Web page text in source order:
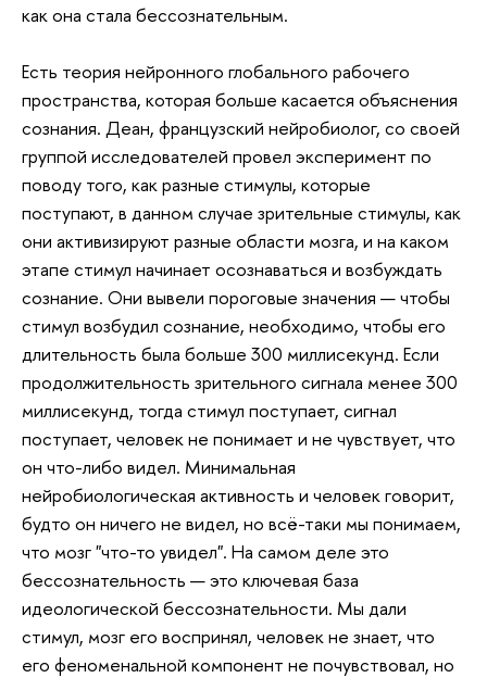
как она стала бессознательным.
Есть теория нейронного глобального рабочего
пространства, которая больше касается объяснения
сознания. Деан, французский нейробиолог, со своей
группой исследователей провел эксперимент по
поводу того, как разные стимулы, которые
поступают, в данном случае зрительные стимулы, как
они активизируют разные области мозга, и на каком
этапе стимул начинает осознаваться и возбуждать
сознание. Они вывели пороговые значения — чтобы
стимул возбудил сознание, необходимо, чтобы его
длительность была больше 300 миллисекунд. Если
продолжительность зрительного сигнала менее 300
миллисекунд, тогда стимул поступает, сигнал
поступает, человек не понимает и не чувствует, что
он что-либо видел. Минимальная
нейробиологическая активность и человек говорит,
будто он ничего не видел, но всё-таки мы понимаем,
что мозг "что-то увидел". На самом деле это
бессознательность — это ключевая база
идеологической бессознательности. Мы дали
стимул, мозг его воспринял, человек не знает, что
его феноменальной компонент не почувствовал, но